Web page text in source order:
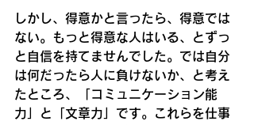
しかし、得意かと言ったら、得意では
ない。もっと得意な人はいる、とずっ
と自信を持てませんでした。では自分
は何だったら人に負けないか、と考え
たところ、「コミュニケーション能
力」と「文章力」です。これらを仕事